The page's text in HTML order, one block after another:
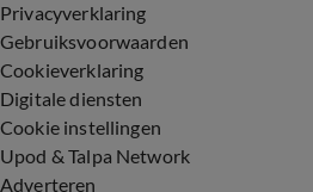
Privacyverklaring
Gebruiksvoorwaarden
Cookieverklaring
Digitale diensten
Cookie instellingen
Upod & Talpa Network
Adverteren